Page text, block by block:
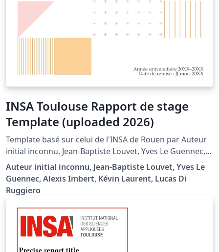
INSA Toulouse Rapport de stage
Template (uploaded 2026)
Template basé sur celui de l'INSA de Rouen par Auteur
initial inconnu, Jean-Baptiste Louvet, Yves Le Guennec,
Alexis Imbert, Kévin Laurent. Modifié par Lucas DI
RUGGIERO afin de respecter les consignes de rédaction
du département de Génie Mécanique de l'INSA
Toulouse (v. https://moodle.insa-
toulouse.fr/course/view.php?id=1222 ou document
présent dans le projet) Template respectant la charte
graphique de 2023.
Auteur initial inconnu, Jean-Baptiste Louvet, Yves Le
Guennec, Alexis Imbert, Kévin Laurent, Lucas Di
Ruggiero